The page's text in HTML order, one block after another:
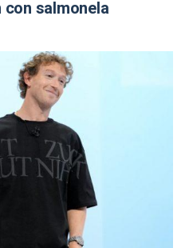
salmonela